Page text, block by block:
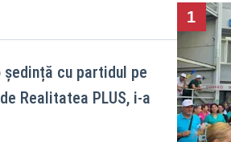
ședință cu partidul pe
Realitatea PLUS, i-a
1